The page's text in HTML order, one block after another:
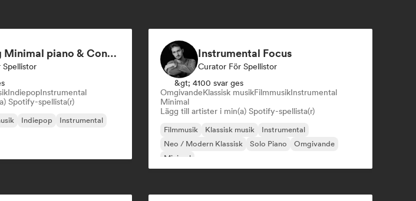
Focusing Minimal piano & Contemporary classical music
Spellistor
IndiepopInstrumental
Spotify-spellista(r)
Indiepop Instrumental
Instrumental Focus
Curator För Spellistor
&gt; 4100 svar ges
OmgivandeKlassisk musikFilmmusikInstrumental
Minimal
Lägg till artister i min(a) Spotify-spellista(r)
Filmmusik Klassisk musik
Instrumental
Neo / Modern Klassisk
Solo Piano
Omgivande
Minimal